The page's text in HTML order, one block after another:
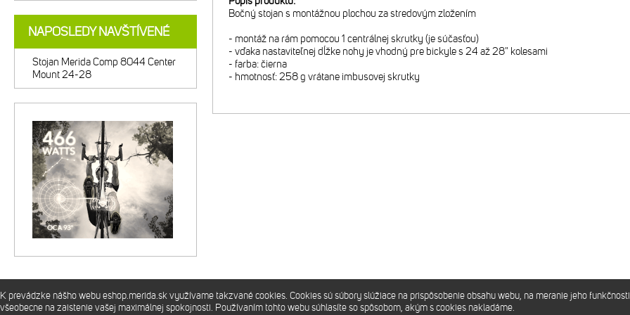
Bočný stojan s montážnou plochou za stredovým zložením
- montáž na rám pomocou 1 centrálnej skrutky (je súčasťou)
- vďaka nastaviteľnej dĺžke nohy je vhodný pre bickyle s 24 až 28" kolesami
- farba: čierna
- hmotnosť: 258 g vrátane imbusovej skrutky
NAPOSLEDY NAVŠTÍVENÉ
Stojan Merida Comp 8044 Center
Mount 24-28
PrevádzkujeMerida Slovakia s.r.o.
K prevádzke nášho webu eshop.merida.sk využívame takzvané cookies. Cookies sú súbory slúžiace na prispôsobenie obsahu webu, na meranie jeho
všeobecne na zaistenie vašej maximálnej spokojnosti. Používaním tohto webu súhlasíte so spôsobom, akým s cookies nakladáme.